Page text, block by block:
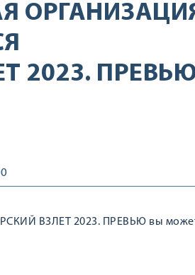
2023.
ВЗЛЕТ 2023. ПРЕВЬЮ вы